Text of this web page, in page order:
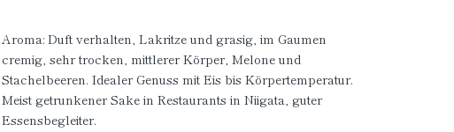
Aroma: Duft verhalten, Lakritze und grasig, im Gaumen
cremig, sehr trocken, mittlerer Körper, Melone und
Stachelbeeren. Idealer Genuss mit Eis bis Körpertemperatur.
Meist getrunkener Sake in Restaurants in Niigata, guter
Essensbegleiter.